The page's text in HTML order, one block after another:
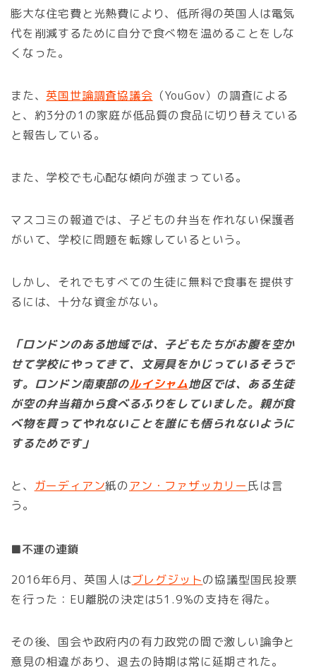
膨大な住宅費と光熱費により、低所得の英国人は電気
代を削減するために自分で食べ物を温めることをしな
くなった。
また、 英国世論調査協議会 （YouGov）の調査による
と、約3分の1の家庭が低品質の食品に切り替えている
と報告している。
また、学校でも心配な傾向が強まっている。
マスコミの報道では、子どもの弁当を作れない保護者
がいて、学校に問題を転嫁しているという。
しかし、それでもすべての生徒に無料で食事を提供す
るには、十分な資金がない。
「ロンドンのある地域では、子どもたちがお腹を空か
せて学校にやってきて、文房具をかじっているそうで
す。ロンドン南東部のルイシャム地区では、ある生徒
が空の弁当箱から食べるふりをしていました。親が食
べ物を買ってやれないことを誰にも悟られないように
するためです」
と、 ガーディアン紙の アン・ファザッカリー 氏は言
う。
■不運の連鎖
2016年6月、英国人はブレグジットの協議型国民投票
を行った：EU離脱の決定は51.9%の支持を得た。
その後、国会や政府内の有力政党の間で激しい論争と
意見の相違があり、退去の時期は常に延期された。